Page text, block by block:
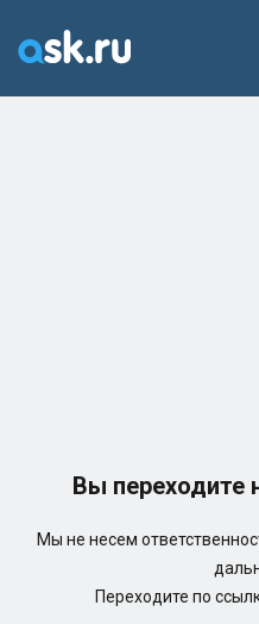
Вы переходите
Мы не несем
Переходите по